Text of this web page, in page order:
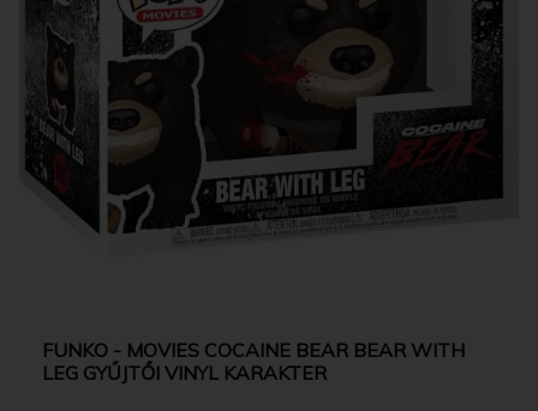
FUNKO - MOVIES COCAINE BEAR BEAR WITH
LEG GYŰJTŐI VINYL KARAKTER